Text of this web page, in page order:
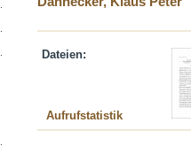
Dateien:
Aufrufstatistik